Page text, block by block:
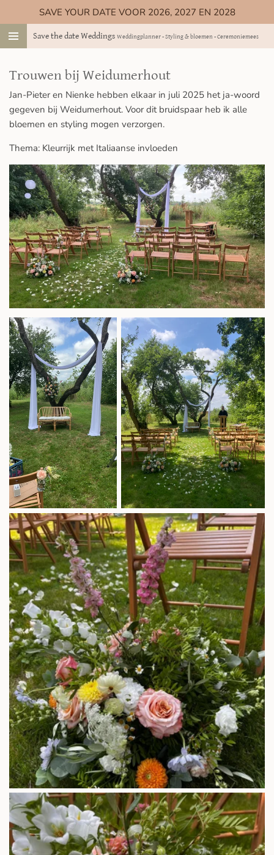
direct
naar
hoofdinhoud
Save the date Weddings Weddingplanner - Styling & bloemen - Ceremoniemeester
SAVE YOUR DATE VOOR 2026, 2027 EN 2028
Trouwen bij Weidumerhout
Jan-Pieter en Nienke hebben elkaar in juli 2025 het ja-woord
gegeven bij Weidumerhout. Voor dit bruidspaar heb ik alle
bloemen en styling mogen verzorgen.
Thema: Kleurrijk met Italiaanse invloeden